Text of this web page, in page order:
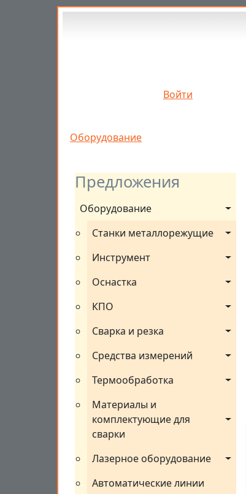
Перейти к основному содержанию
Войти
Строка навигации
Оборудование
Предложения
Оборудование
Станки металлорежущие
Инструмент
Оснастка
КПО
Сварка и резка
Средства измерений
Термообработка
Материалы и
комплектующие для
сварки
Лазерное оборудование
Автоматические линии